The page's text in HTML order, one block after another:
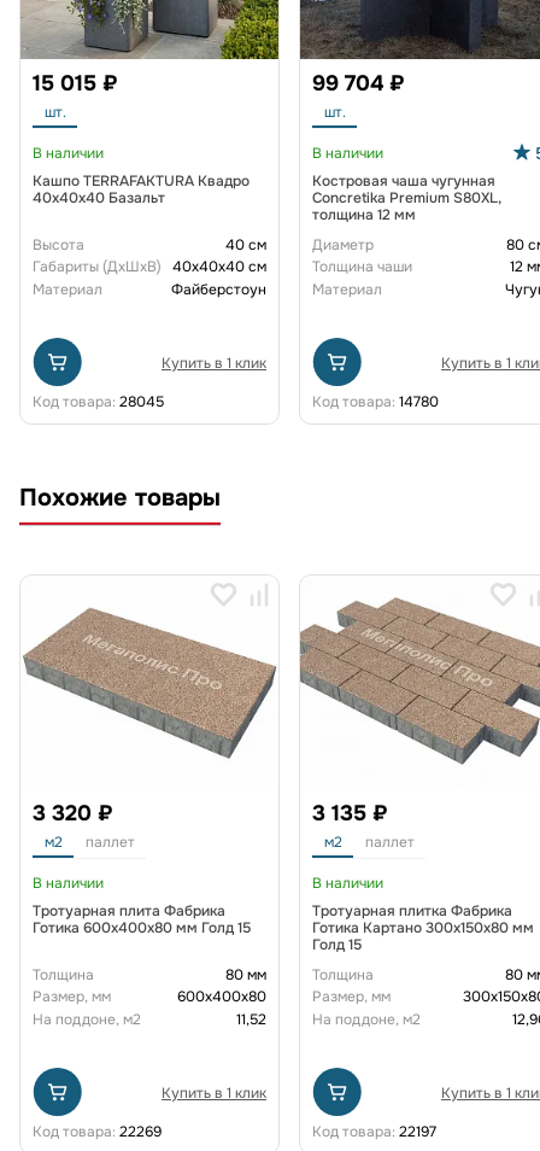
15 015 ₽
шт.
В наличии
Кашпо TERRAFAKTURA Квадро
40x40x40 Базальт
Высота
40 см
Габариты (ДxШxВ)
40x40x40 см
Материал
Файберстоун
Купить в 1 клик
Код товара: 28045
99 704 ₽
шт.
В наличии
Костровая чаша чугунная
Concretika Premium S80XL,
толщина 12 мм
Диаметр
80
Толщина чаши
12
Материал
Купить в 1
Код товара: 14780
Похожие товары
3 320 ₽
м2 паллет
В наличии
Тротуарная плита Фабрика
Готика 600х400х80 мм Голд 15
Толщина
80 мм
Размер, мм
600х400х80
На поддоне, м2
11,52
Купить в 1 клик
Код товара: 22269
3 135 ₽
м2 паллет
В наличии
Тротуарная плитка Фабрика
Готика Картано 300х150х80 мм
Голд 15
Толщина
80
Размер, мм
На поддоне, м2
Купить в 1
Код товара: 22197